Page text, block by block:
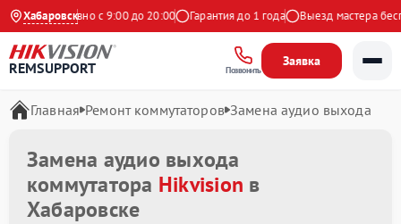
Хабаровск
Ежедневно с 9:00 до 20:00 Гарантия до 1 года Выезд мастера
REMSUPPORT Позвонить
Заявка
Главная Ремонт коммутаторов Замена аудио выхода
Замена аудио выхода
коммутатора Hikvision в
Хабаровске